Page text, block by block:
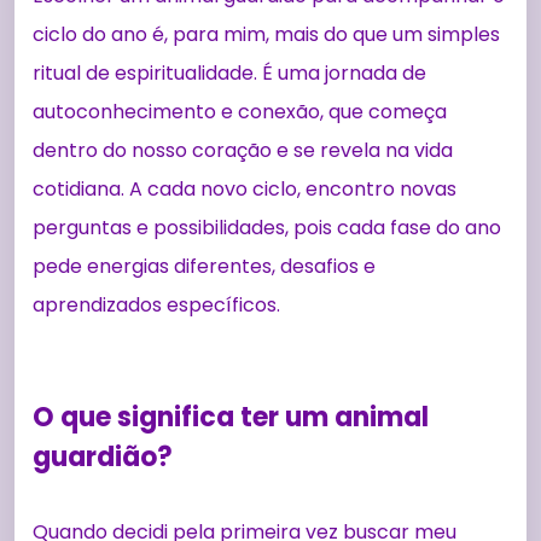
ciclo do ano é, para mim, mais do que um simples
ritual de espiritualidade. É uma jornada de
autoconhecimento e conexão, que começa
dentro do nosso coração e se revela na vida
cotidiana. A cada novo ciclo, encontro novas
perguntas e possibilidades, pois cada fase do ano
pede energias diferentes, desafios e
aprendizados específicos.
O que significa ter um animal
guardião?
Quando decidi pela primeira vez buscar meu